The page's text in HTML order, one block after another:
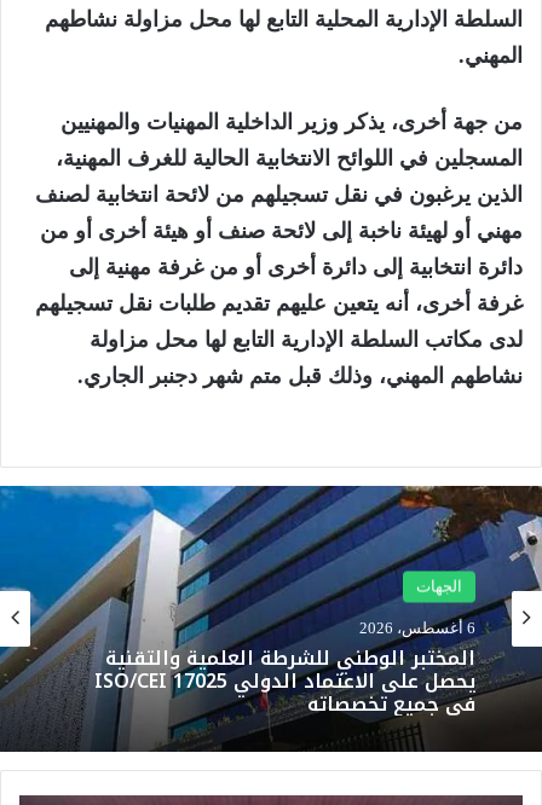
السلطة الإدارية المحلية التابع لها محل مزاولة نشاطهم
المهني.
من جهة أخرى، يذكر وزير الداخلية المهنيات والمهنيين
المسجلين في اللوائح الانتخابية الحالية للغرف المهنية،
الذين يرغبون في نقل تسجيلهم من لائحة انتخابية لصنف
مهني أو لهيئة ناخبة إلى لائحة صنف أو هيئة أخرى أو من
دائرة انتخابية إلى دائرة أخرى أو من غرفة مهنية إلى
غرفة أخرى، أنه يتعين عليهم تقديم طلبات نقل تسجيلهم
لدى مكاتب السلطة الإدارية التابع لها محل مزاولة
نشاطهم المهني، وذلك قبل متم شهر دجنبر الجاري.
الجهات
6 أغسطس، 2026
الجهات
5 أغسطس، 2026
الأرصاد الجوية تحذر من موجة حر تصل إلى 47
درجة وزخات رعدية بعدد من مناطق المملكة